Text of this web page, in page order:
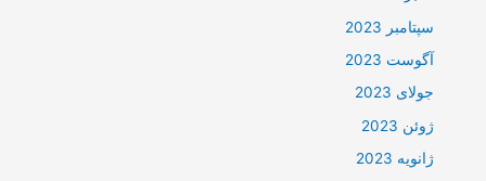
سپتامبر 2023
آگوست 2023
جولای 2023
ژوئن 2023
ژانویه 2023